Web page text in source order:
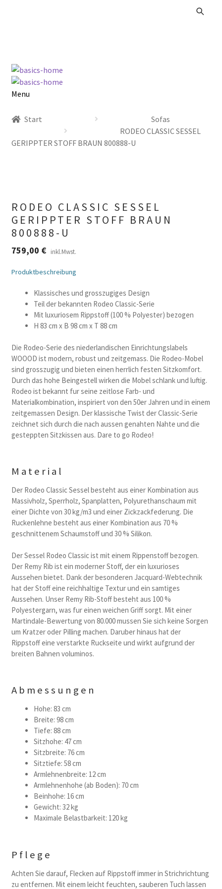
Zur
Navigation
springen
Zum
Inhalt
springen
Menu
Kataloge Landhaus
Summer Sale
Start
Sofas
RODEO CLASSIC SESSEL
GERIPPTER STOFF BRAUN 800888-U
RODEO CLASSIC SESSEL
GERIPPTER STOFF BRAUN
800888-U
759,00 € inkl.Mwst.
Produktbeschreibung
Klassisches und grosszugiges Design
Teil der bekannten Rodeo Classic-Serie
Mit luxuriosem Rippstoff (100 % Polyester) bezogen
H 83 cm x B 98 cm x T 88 cm
Die Rodeo-Serie des niederlandischen Einrichtungslabels
WOOOD ist modern, robust und zeitgemass. Die Rodeo-Mobel
sind grosszugig und bieten einen herrlich festen Sitzkomfort.
Durch das hohe Beingestell wirken die Mobel schlank und luftig.
Rodeo ist bekannt fur seine zeitlose Farb- und
Materialkombination, inspiriert von den 50er Jahren und in einem
zeitgemassen Design. Der klassische Twist der Classic-Serie
zeichnet sich durch die nach aussen genahten Nahte und die
gesteppten Sitzkissen aus. Dare to go Rodeo!
Material
Der Rodeo Classic Sessel besteht aus einer Kombination aus
Massivholz, Sperrholz, Spanplatten, Polyurethanschaum mit
einer Dichte von 30 kg/m3 und einer Zickzackfederung. Die
Ruckenlehne besteht aus einer Kombination aus 70 %
geschnittenem Schaumstoff und 30 % Silikon.
Der Sessel Rodeo Classic ist mit einem Rippenstoff bezogen.
Der Remy Rib ist ein moderner Stoff, der ein luxurioses
Aussehen bietet. Dank der besonderen Jacquard-Webtechnik
hat der Stoff eine reichhaltige Textur und ein samtiges
Aussehen. Unser Remy Rib-Stoff besteht aus 100 %
Polyestergarn, was fur einen weichen Griff sorgt. Mit einer
Martindale-Bewertung von 80.000 mussen Sie sich keine Sorgen
um Kratzer oder Pilling machen. Daruber hinaus hat der
Rippstoff eine verstarkte Ruckseite und wirkt aufgrund der
breiten Bahnen voluminos.
Abmessungen
Hohe: 83 cm
Breite: 98 cm
Tiefe: 88 cm
Sitzhohe: 47 cm
Sitzbreite: 76 cm
Sitztiefe: 58 cm
Armlehnenbreite: 12 cm
Armlehnenhohe (ab Boden): 70 cm
Beinhohe: 16 cm
Gewicht: 32 kg
Maximale Belastbarkeit: 120 kg
Pflege
Achten Sie darauf, Flecken auf Rippstoff immer in Strichrichtung
zu entfernen. Mit einem leicht feuchten, sauberen Tuch lassen